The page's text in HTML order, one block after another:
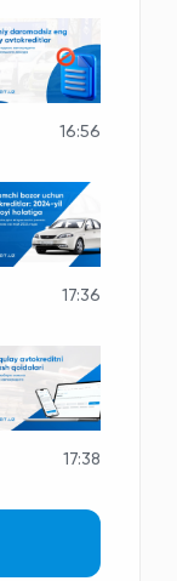
16:56
17:36
17:38